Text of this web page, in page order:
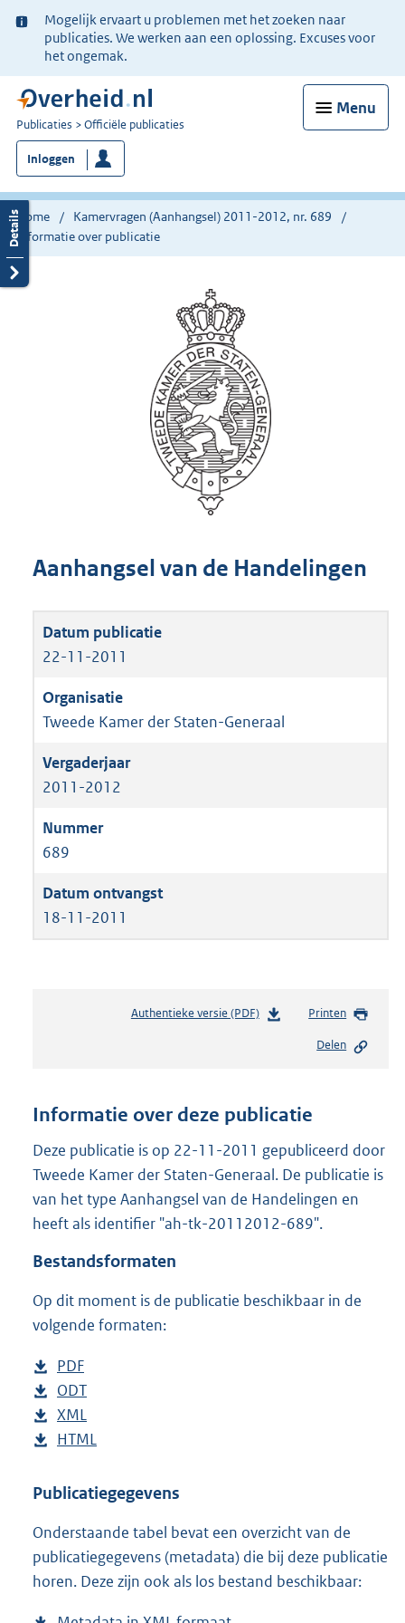
Ter
informatie:
Mogelijk ervaart u problemen met het zoeken naar
publicaties. We werken aan een oplossing. Excuses voor
het ongemak.
Menu
U
bent
nu
hier:
Publicaties Officiële publicaties
Inloggen
Home
Kamervragen (Aanhangsel) 2011-2012, nr. 689
Informatie over publicatie
Aanhangsel van de Handelingen
22-11-2011
Tweede Kamer der Staten-Generaal
2011-2012
689
18-11-2011
Authentieke versie (PDF)b
n
s
r
o
o
:
Printen
Delen
Informatie over deze publicatie
Deze publicatie is op 22-11-2011 gepubliceerd door
Tweede Kamer der Staten-Generaal. De publicatie is
van het type Aanhangsel van de Handelingen en
heeft als identifier "ah-tk-20112012-689".
Bestandsformaten
Op dit moment is de publicatie beschikbaar in de
volgende formaten:
D
o
w
n
o
d
p
u
PDF
e
s
t
n
s
g
r
D
o
w
l
a
d
p
ODT
s
a
d
s
g
D
o
n
o
a
d
XML
e
t
n
d
s
D
w
l
o
a
HTML
s
a
n
d
Publicatiegegevens
Onderstaande tabel bevat een overzicht van de
publicatiegegevens (metadata) die bij deze publicatie
horen. Deze zijn ook als los bestand beschikbaar: